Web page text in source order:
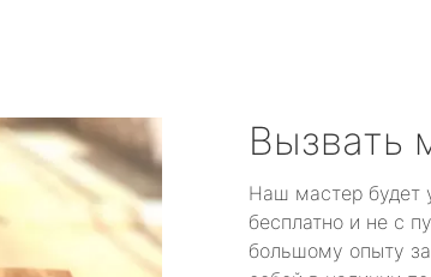
Вызвать
Наш мастер будет
бесплатно и не с
большому опыту